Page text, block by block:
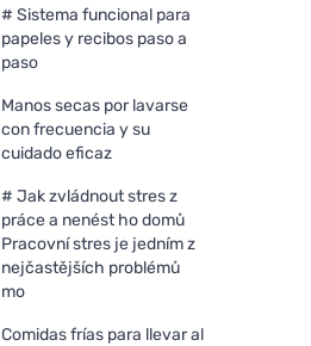
# Sistema funcional para
papeles y recibos paso a
paso
Manos secas por lavarse
con frecuencia y su
cuidado eficaz
# Jak zvládnout stres z
práce a nenést ho domů
Pracovní stres je jedním z
nejčastějších problémů
mo
Comidas frías para llevar al